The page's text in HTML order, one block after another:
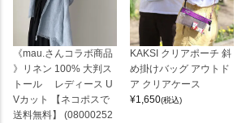
《mau.さんコラボ商品
》リネン 100% 大判ス
トール レディース U
Vカット 【ネコポスで
送料無料】 (08000252
KAKSI クリアポーチ 斜
め掛けバッグ アウトド
ア クリアケース
¥1,650(税込)